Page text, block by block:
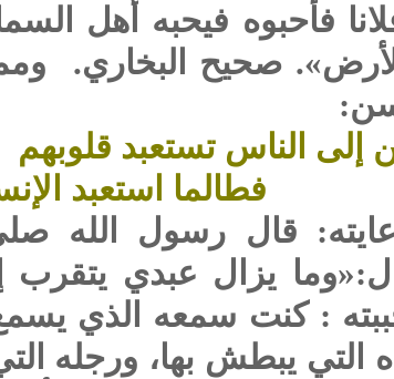
فأحبوه فيحبه أهل
صحيح البخاري.
إلى الناس تستعبد قلوبهم
الإنسان
قال رسول الله
يزال عبدي يتقرب
: كنت سمعه الذي
التي يبطش بها، ورجله